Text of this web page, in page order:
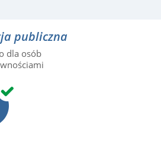
publiczna
dla osób